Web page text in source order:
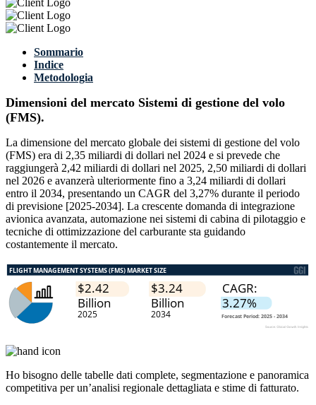
Sommario
Indice
Metodologia
Dimensioni del mercato Sistemi di gestione del volo
(FMS).
La dimensione del mercato globale dei sistemi di gestione del volo
(FMS) era di 2,35 miliardi di dollari nel 2024 e si prevede che
raggiungerà 2,42 miliardi di dollari nel 2025, 2,50 miliardi di dollari
nel 2026 e avanzerà ulteriormente fino a 3,24 miliardi di dollari
entro il 2034, presentando un CAGR del 3,27% durante il periodo
di previsione [2025-2034]. La crescente domanda di integrazione
avionica avanzata, automazione nei sistemi di cabina di pilotaggio e
tecniche di ottimizzazione del carburante sta guidando
costantemente il mercato.
Ho bisogno delle tabelle dati complete, segmentazione e panoramica
competitiva per un’analisi regionale dettagliata e stime di fatturato.